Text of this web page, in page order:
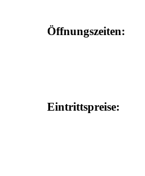
Öffnungszeiten:
Eintrittspreise: